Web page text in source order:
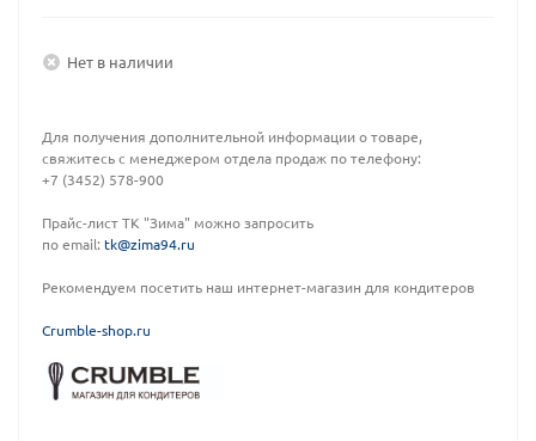
Нет в наличии
Для получения дополнительной информации о товаре,
свяжитесь с менеджером отдела продаж по телефону:
+7 (3452) 578-900
Прайс-лист ТК "Зима" можно запросить
по email: tk@zima94.ru
Рекомендуем посетить наш интернет-магазин для кондитеров
Crumble-shop.ru